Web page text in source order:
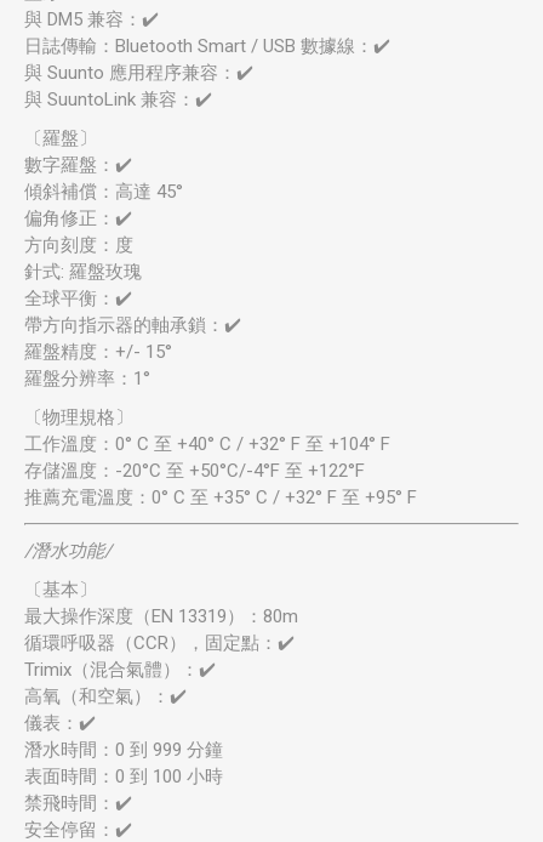
與 DM5 兼容：✔️
日誌傳輸：Bluetooth Smart / USB 數據線：✔️
與 Suunto 應用程序兼容：✔️
與 SuuntoLink 兼容：✔️
〔羅盤〕
數字羅盤：✔️
傾斜補償：高達 45°
偏角修正：✔️
方向刻度：度
針式: 羅盤玫瑰
全球平衡：✔️
帶方向指示器的軸承鎖：✔️
羅盤精度：+/- 15°
羅盤分辨率：1°
〔物理規格〕
工作溫度：0° C 至 +40° C / +32° F 至 +104° F
存儲溫度：-20°C 至 +50°C/-4°F 至 +122°F
推薦充電溫度：0° C 至 +35° C / +32° F 至 +95° F
/潛水功能/
〔基本〕
最大操作深度（EN 13319）：80m
循環呼吸器（CCR），固定點：✔️
Trimix（混合氣體）：✔️
高氧（和空氣）：✔️
儀表：✔️
潛水時間：0 到 999 分鐘
表面時間：0 到 100 小時
禁飛時間：✔️
安全停留：✔️